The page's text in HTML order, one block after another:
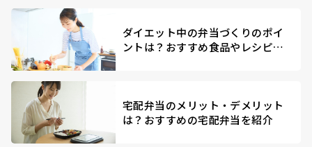
ダイエット中の弁当づくりのポイ
ントは？おすすめ食品やレシピを
宅配弁当のメリット・デメリット
は？おすすめの宅配弁当を紹介